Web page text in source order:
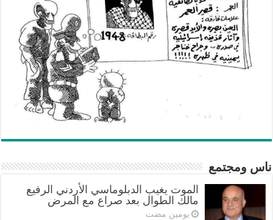
ناس ومجتمع
الموت يغيب الدبلوماسي الأردني الرفيع
مالك الطوال بعد صراع مع المرض
‏يومين مضت